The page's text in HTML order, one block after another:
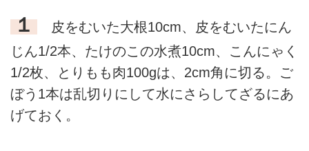
１
皮をむいた大根10cm、皮をむいたにん
じん1/2本、たけのこの水煮10cm、こんにゃく
1/2枚、とりもも肉100gは、2cm角に切る。ご
ぼう1本は乱切りにして水にさらしてざるにあ
げておく。